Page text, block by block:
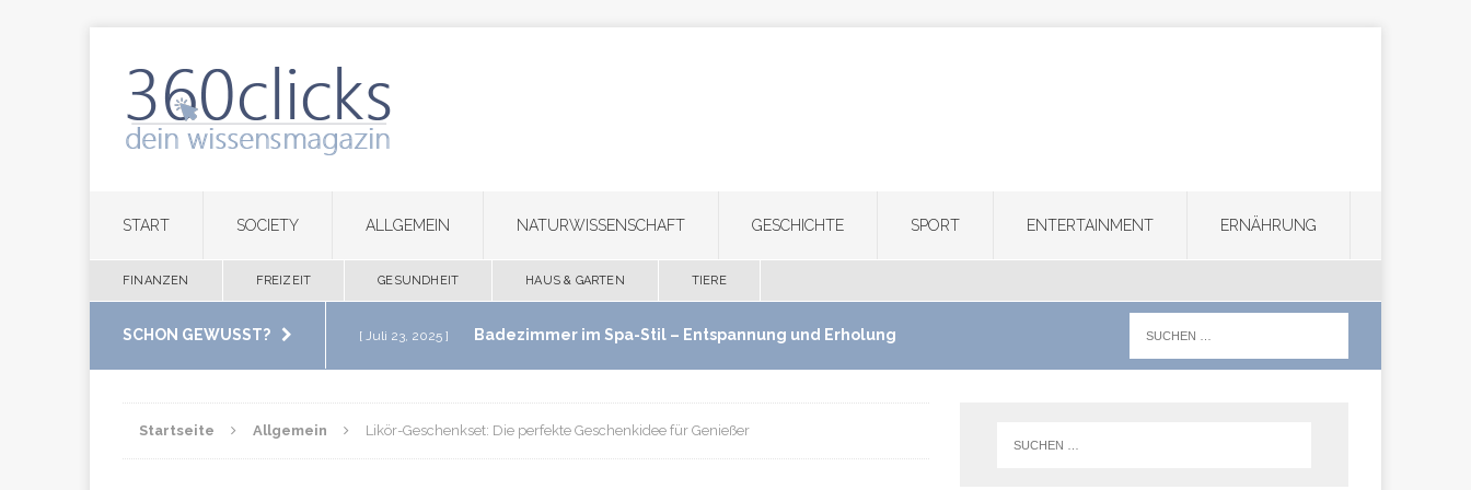
START SOCIETY ALLGEMEIN NATURWISSENSCHAFT GESCHICHTE SPORT ENTERTAINMENT ERNÄHRUNG
FINANZEN FREIZEIT GESUNDHEIT HAUS & GARTEN TIERE
SCHON GEWUSST? [ Juli 23, 2025 ] Badezimmer im Spa-Stil – Entspannung und Erholung
im eigenen Zuhause schaffen HAUS & GARTEN
Startseite Allgemein Likör-Geschenkset: Die perfekte Geschenkidee für Genießer